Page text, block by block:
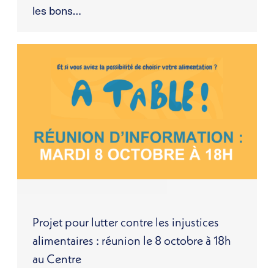
les bons…
Projet pour lutter contre les injustices
alimentaires : réunion le 8 octobre à 18h
au Centre